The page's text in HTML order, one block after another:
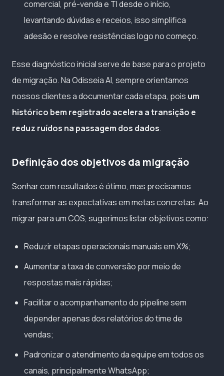
comercial, pré-venda e TI desde o início,
levantando dúvidas e receios, isso simplifica
adesão e resolve resistências logo no começo.
Esse diagnóstico inicial serve de base para o projeto
de migração. Na Odisseia AI, sempre orientamos
nossos clientes a documentar cada etapa, pois um
histórico bem registrado acelera a transição e
reduz ruídos na passagem dos dados.
Definição dos objetivos da migração
Sonhar com resultados é ótimo, mas precisamos
transformar as expectativas em metas concretas. Ao
migrar para um COS, sugerimos listar objetivos como:
Reduzir etapas operacionais manuais em X%;
Aumentar a taxa de conversão por meio de
respostas mais rápidas;
Facilitar o acompanhamento do pipeline sem
depender apenas dos relatórios do time de
vendas;
Padronizar o atendimento da equipe em todos os
canais, principalmente WhatsApp;